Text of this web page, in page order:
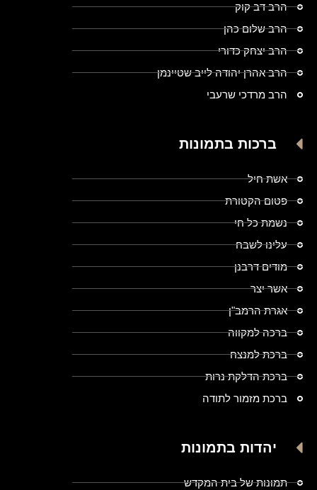
הרב דב קוק
הרב שלום כהן
הרב יצחק כדורי
הרב אהרן יהודה לייב שטיינמן
הרב מרדכי שרעבי
ברכות בתמונות
אשת חיל
פטום הקטורת
נשמת כל חי
עלינו לשבח
מודים דרבנן
אשר יצר
אגרת הרמב"ן
ברכה למקווה
ברכת למנצח
ברכת הדלקת נרות
ברכת מזמור לתודה
יהדות בתמונות
תמונות של בית המקדש